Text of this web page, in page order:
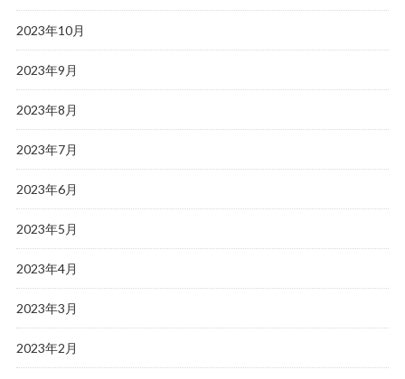
2023年10月
2023年9月
2023年8月
2023年7月
2023年6月
2023年5月
2023年4月
2023年3月
2023年2月